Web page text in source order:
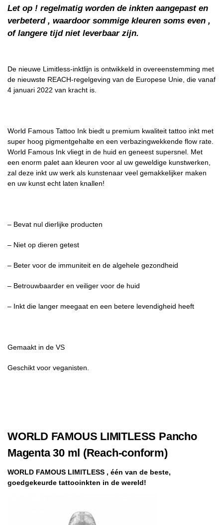
Let op ! regelmatig worden de inkten aangepast en
verbeterd , waardoor sommige kleuren soms even ,
of langere tijd niet leverbaar zijn.
De nieuwe Limitless-inktlijn is ontwikkeld in overeenstemming met
de nieuwste REACH-regelgeving van de Europese Unie, die vanaf
4 januari 2022 van kracht is.
World Famous Tattoo Ink biedt u premium kwaliteit tattoo inkt met
super hoog pigmentgehalte en een verbazingwekkende flow rate.
World Famous Ink vliegt in de huid en geneest supersnel. Met
een enorm palet aan kleuren voor al uw geweldige kunstwerken,
zal deze inkt uw werk als kunstenaar veel gemakkelijker maken
en uw kunst echt laten knallen!
– Bevat nul dierlijke producten
– Niet op dieren getest
– Beter voor de immuniteit en de algehele gezondheid
– Betrouwbaarder en veiliger voor de huid
– Inkt die langer meegaat en een betere levendigheid heeft
Gemaakt in de VS
Geschikt voor veganisten.
WORLD FAMOUS LIMITLESS Pancho
Magenta 30 ml (Reach-conform)
WORLD FAMOUS LIMITLESS , één van de beste,
goedgekeurde tattooinkten in de wereld!